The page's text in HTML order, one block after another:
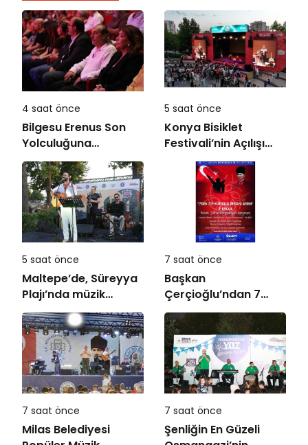
4 saat önce
Bilgesu Erenus Son
Yolculuğuna
Uğurlandı
5 saat önce
Konya Bisiklet
Festivali’nin Açılışı
Coşkuyla Gerçekleşti
5 saat önce
Maltepe’de, Süreyya
Plajı’nda müzik
ziyafeti
7 saat önce
Başkan
Çerçioğlu’ndan 7
Eylül Temalı Ödüllü
Resim, Şiir ve
Kompozisyon
Yarışması
7 saat önce
Milas Belediyesi
7 saat önce
Şenliğin En Güzeli